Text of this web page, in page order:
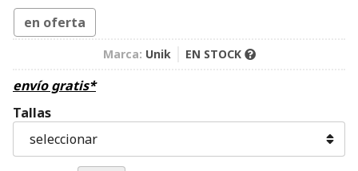
en oferta
Marca: Unik EN STOCK
envío gratis*
Tallas